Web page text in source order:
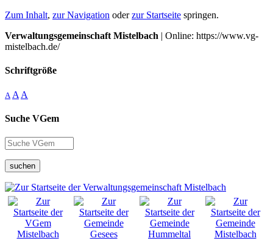
Zum Inhalt, zur Navigation oderzur Startseite springen.
Verwaltungsgemeinschaft Mistelbach | Online: https://www.vg-
mistelbach.de/
Schriftgröße
A A A
Suche VGem
suchen